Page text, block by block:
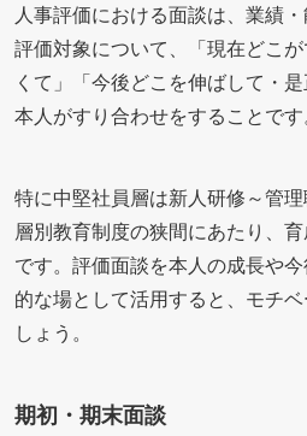
人事評価における面談は、業績
評価対象について、「現在どこ
くて」「今後どこを伸ばして・
本人がすり合わせをすることです
特に中堅社員層は新人研修～管
層別教育制度の狭間にあたり、
です。評価面談を本人の成長や
的な場として活用すると、モチ
しょう。
期初・期末面談